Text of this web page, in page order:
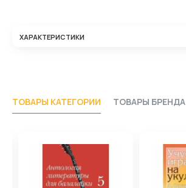
ХАРАКТЕРИСТИКИ
ТОВАРЫ КАТЕГОРИИ ТОВАРЫ БРЕНДА